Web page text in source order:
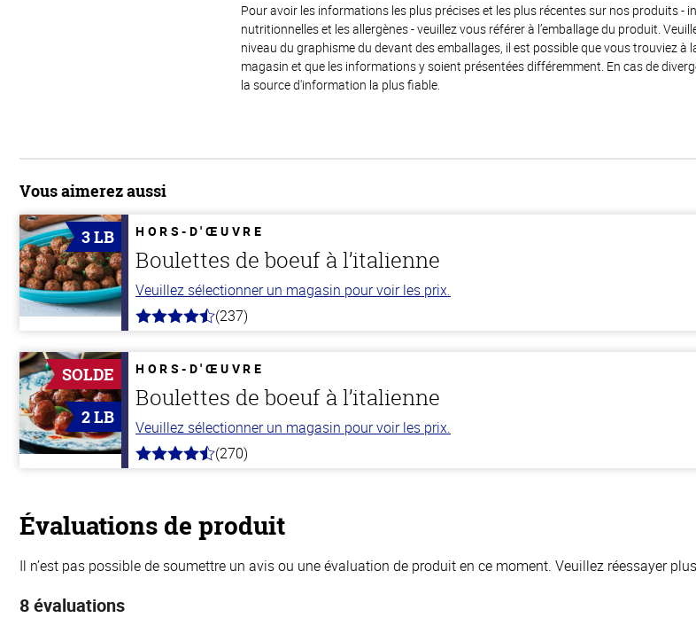
Pour avoir les informations les plus précises et les plus récentes sur nos produits -
nutritionnelles et les allergènes - veuillez vous référer à l’emballage du produit.
niveau du graphisme du devant des emballages, il est possible que vous trouviez à
magasin et que les informations y soient présentées différemment. En cas de
la source d'information la plus fiable.
Vous aimerez aussi
3 LB HORS-D'ŒUVRE
Boulettes de boeuf à l’italienne
Veuillez sélectionner un magasin pour voir les prix.
4.6
5
stars
(237)
SOLDE
2 LB
HORS-D'ŒUVRE
Boulettes de boeuf à l’italienne
Veuillez sélectionner un magasin pour voir les prix.
4.5
(270)
Évaluations de produit
Il n’est pas possible de soumettre un avis ou une évaluation de produit en ce moment. Veuillez réessayer
8 évaluations